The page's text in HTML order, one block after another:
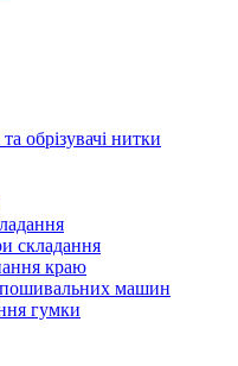
обрізувачі нитки
складання
краю
машин
гумки